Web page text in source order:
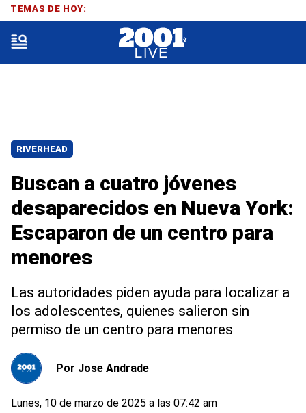
RIVERHEAD
Buscan a cuatro jóvenes
desaparecidos en Nueva York:
Escaparon de un centro para
menores
Las autoridades piden ayuda para localizar a
los adolescentes, quienes salieron sin
permiso de un centro para menores
Por Jose Andrade
Lunes, 10 de marzo de 2025 a las 07:42 am
TEMAS DE HOY: